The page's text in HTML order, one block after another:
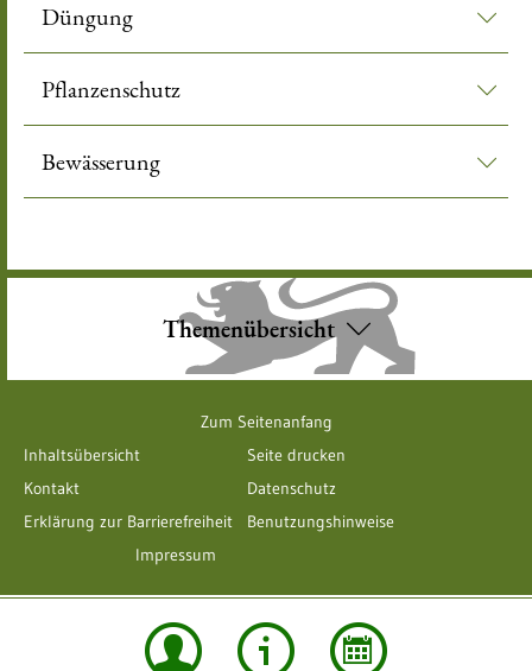
Düngung
Pflanzenschutz
Bewässerung
Themenübersicht
Zum Seitenanfang
Inhaltsübersicht
Seite drucken
Kontakt
Datenschutz
Erklärung zur Barrierefreiheit
Benutzungshinweise
Impressum